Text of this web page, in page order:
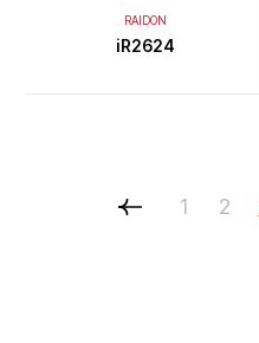
RAIDON
iR2624
1 2